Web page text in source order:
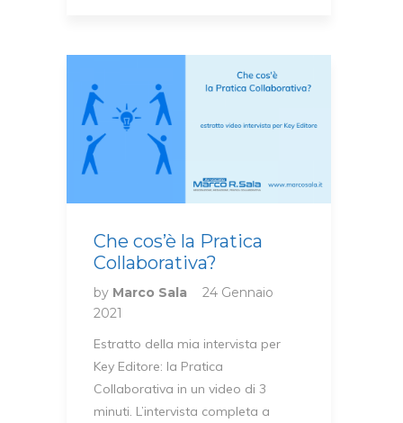
Che cos’è la Pratica
Collaborativa?
by Marco Sala
24 Gennaio
2021
Estratto della mia intervista per
Key Editore: la Pratica
Collaborativa in un video di 3
minuti. L’intervista completa a